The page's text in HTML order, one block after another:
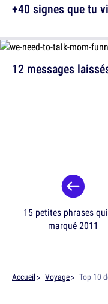
12 messages
+40 signes que tu
15 petites phrases
marqué 2011
Accueil Voyage Top 10